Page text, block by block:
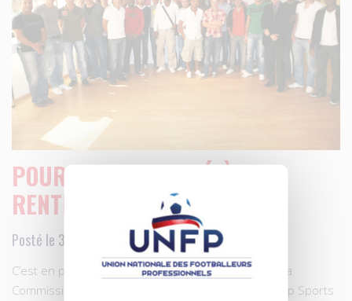
POUR ESR, C’EST (DÉJÀ) LA
RENTRÉE!
Posté le 30.08.2010 à 16h54
C’est en présence de Gérard Courtal (membre de la
Commission sociale et d’entraide de la LFP) qu’Europ Sports